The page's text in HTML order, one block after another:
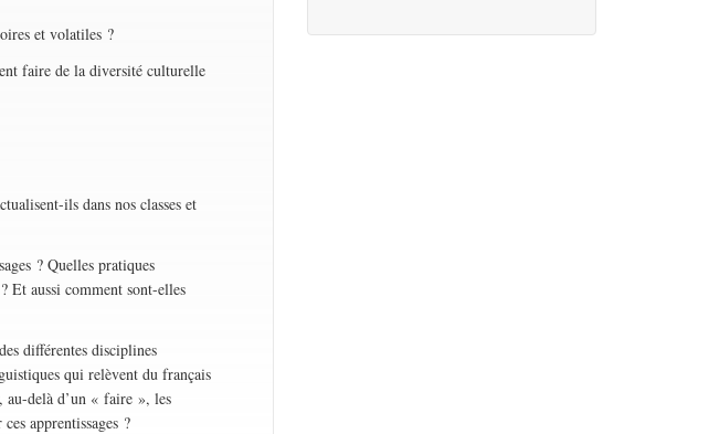
et volatiles ?
faire de la diversité culturelle
ils dans nos classes et
? Quelles pratiques
Et aussi comment sont-elles
différentes disciplines
qui relèvent du français
delà d’un « faire », les
apprentissages ?